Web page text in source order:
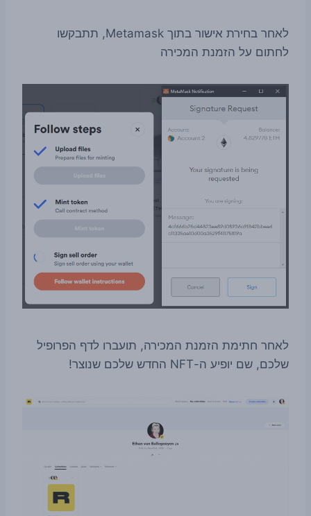
לאחר בחירת אישור בתוך Metamask, תתבקשו
לחתום על הזמנת המכירה
לאחר חתימת הזמנת המכירה, תועברו לדף הפרופיל
שלכם, שם יופיע ה-NFT החדש שלכם שנוצר!